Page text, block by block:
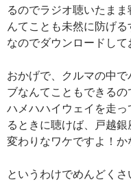
るのでラジオ聴いたま
んてことも未然に防げ
なのでダウンロードして
おかげで、クルマの中
ブなんてこともできる
ハメハハイウェイを走
るときに聴けば、戸越
変わりなワケですよ！か
というわけでめんどく